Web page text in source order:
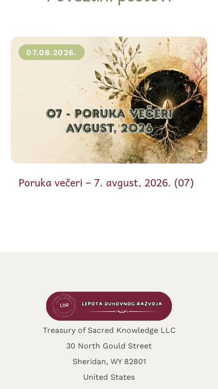
07.08.2026.
Poruka večeri – 7. avgust, 2026. (07)
Treasury of Sacred Knowledge LLC
30 North Gould Street
Sheridan, WY 82801
United States